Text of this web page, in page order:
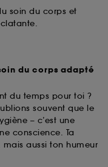
soin du corps et
du corps adapté
du temps pour toi ?
souvent que le
– c’est une
conscience. Ta
aussi ton humeur